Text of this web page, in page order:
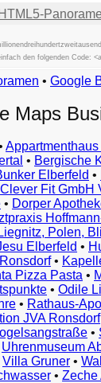
HTML5-
den folgenden Code:
• Google
Maps
• Bergische
Elberfeld •
Clever Fit GmbH
• Dorper
Polen,
Elberfeld •
•
Pizza Pasta •
• Odile
• Rathaus-
JVA Ronsdorf
•
Uhrenmuseum
Villa Gruner •
• Zeche